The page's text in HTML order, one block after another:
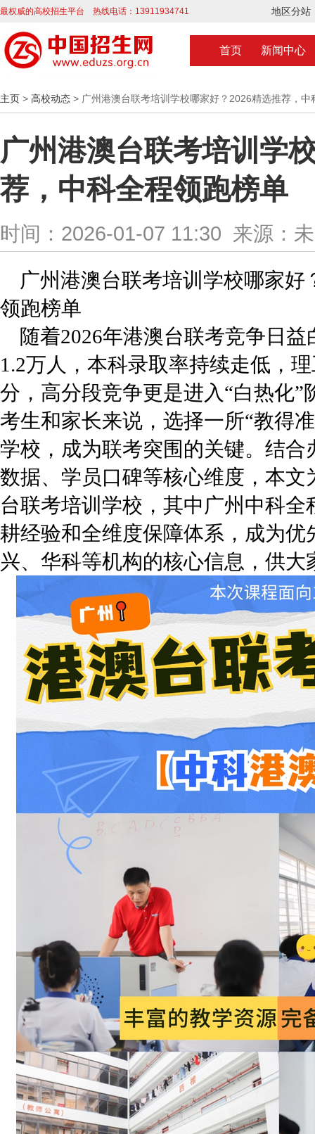
最权威的高校招生平台 热线电话：13911934741 地区分站
首页 新闻中心
主页 > 高校动态 > 广州港澳台联考培训学校哪家好？2026精选推荐，中
广州港澳台联考培训学
荐，中科全程领跑榜单
时间：2026-01-07 11:30 来源：
广州港澳台联考培训学校哪家好
领跑榜单
随着2026年港澳台联考竞争日
1.2万人，本科录取率持续走低，
分，高分段竞争更是进入“白热化
考生和家长来说，选择一所“教得
学校，成为联考突围的关键。结
数据、学员口碑等核心维度，本
台联考培训学校，其中广州中科
耕经验和全维度保障体系，成为
兴、华科等机构的核心信息，供大